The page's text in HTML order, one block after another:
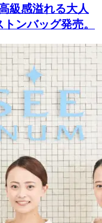
級感溢れる大人
ンバッグ発売。